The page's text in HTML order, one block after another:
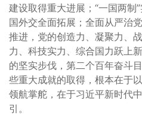
建设取得重大进展；“一国两制
国外交全面拓展；全面从严治
推进，党的创造力、凝聚力、
力、科技实力、综合国力跃上
的坚实步伐，第二个百年奋斗
些重大成就的取得，根本在于
领航掌舵，在于习近平新时代
引。